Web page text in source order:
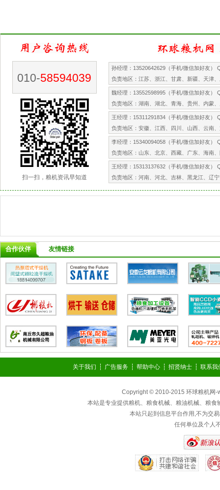
010-58594039
扫一扫，粮机资讯早知道
孙经理：13520642629（手机/微信加好友）
负责地区：江苏、浙江、甘肃、新疆、天津
魏经理：13552598995（手机/微信加好友）
负责地区：湖南、湖北、青海、贵州、内蒙
王经理：15311291834（手机/微信加好友）
负责地区：安徽、江西、四川、山西、云南
李经理：15340094058（手机/微信加好友）
负责地区：山东、北京、西藏、广东、海南
王经理：15313137632（手机/微信加好友）
负责地区：河南、河北、吉林、黑龙江、辽宁
合作伙伴 友情链接
关于我们 ┆ 广告服务 ┆ 帮助中心 ┆ 招贤纳士 ┆ 联系我
Copyright © 2010-2015 环球粮机网-
本站是专业提供粮机、粮食机械、粮油机械、粮
本站只起到信息平台作用,不为交
任何单位及个人